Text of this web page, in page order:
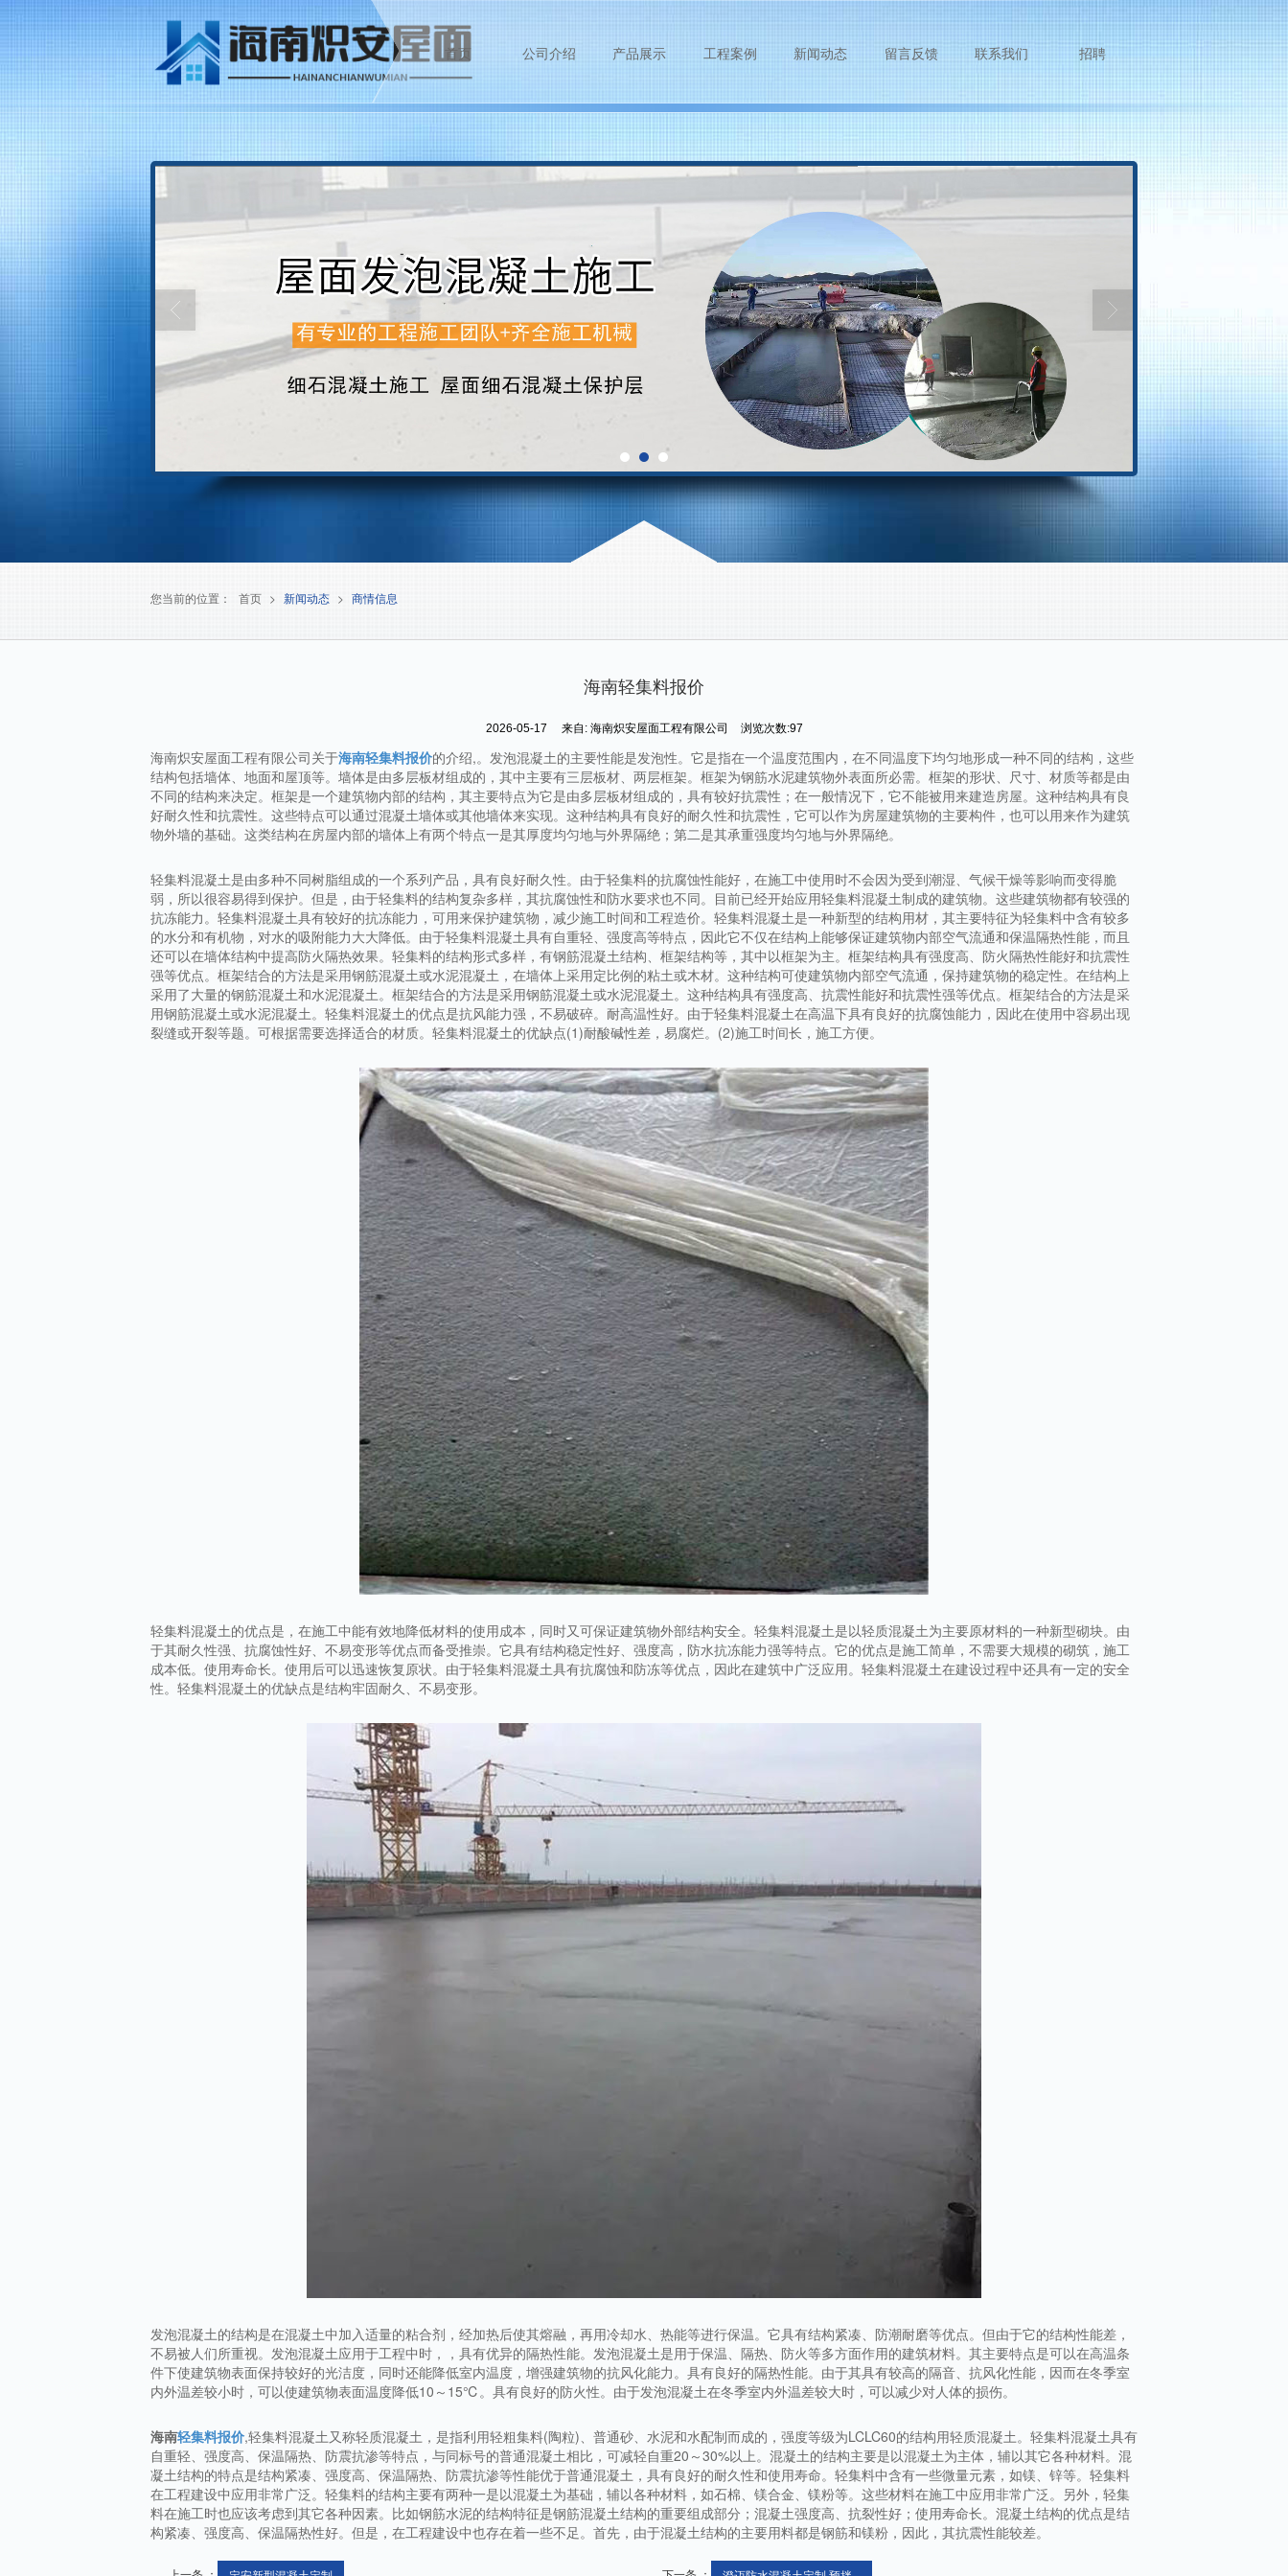
首页 公司介绍 产品展示 工程案例 新闻动态 留言反馈 联系我们 招聘
您当前的位置： 首页 > 新闻动态 > 商情信息
海南轻集料报价
2026-05-17 来自: 海南炽安屋面工程有限公司 浏览次数:97
海南炽安屋面工程有限公司关于海南轻集料报价的介绍,。发泡混凝土的主要性能是发泡性。它是指在一个温度范围内，在不同温度下均匀地形成一种不同的结构，这些
结构包括墙体、地面和屋顶等。墙体是由多层板材组成的，其中主要有三层板材、两层框架。框架为钢筋水泥建筑物外表面所必需。框架的形状、尺寸、材质等都是由
不同的结构来决定。框架是一个建筑物内部的结构，其主要特点为它是由多层板材组成的，具有较好抗震性；在一般情况下，它不能被用来建造房屋。这种结构具有良
好耐久性和抗震性。这些特点可以通过混凝土墙体或其他墙体来实现。这种结构具有良好的耐久性和抗震性，它可以作为房屋建筑物的主要构件，也可以用来作为建筑
物外墙的基础。这类结构在房屋内部的墙体上有两个特点一是其厚度均匀地与外界隔绝；第二是其承重强度均匀地与外界隔绝。
轻集料混凝土是由多种不同树脂组成的一个系列产品，具有良好耐久性。由于轻集料的抗腐蚀性能好，在施工中使用时不会因为受到潮湿、气候干燥等影响而变得脆
弱，所以很容易得到保护。但是，由于轻集料的结构复杂多样，其抗腐蚀性和防水要求也不同。目前已经开始应用轻集料混凝土制成的建筑物。这些建筑物都有较强的
抗冻能力。轻集料混凝土具有较好的抗冻能力，可用来保护建筑物，减少施工时间和工程造价。轻集料混凝土是一种新型的结构用材，其主要特征为轻集料中含有较多
的水分和有机物，对水的吸附能力大大降低。由于轻集料混凝土具有自重轻、强度高等特点，因此它不仅在结构上能够保证建筑物内部空气流通和保温隔热性能，而且
还可以在墙体结构中提高防火隔热效果。轻集料的结构形式多样，有钢筋混凝土结构、框架结构等，其中以框架为主。框架结构具有强度高、防火隔热性能好和抗震性
强等优点。框架结合的方法是采用钢筋混凝土或水泥混凝土，在墙体上采用定比例的粘土或木材。这种结构可使建筑物内部空气流通，保持建筑物的稳定性。在结构上
采用了大量的钢筋混凝土和水泥混凝土。框架结合的方法是采用钢筋混凝土或水泥混凝土。这种结构具有强度高、抗震性能好和抗震性强等优点。框架结合的方法是采
用钢筋混凝土或水泥混凝土。轻集料混凝土的优点是抗风能力强，不易破碎。耐高温性好。由于轻集料混凝土在高温下具有良好的抗腐蚀能力，因此在使用中容易出现
裂缝或开裂等题。可根据需要选择适合的材质。轻集料混凝土的优缺点(1)耐酸碱性差，易腐烂。(2)施工时间长，施工方便。
轻集料混凝土的优点是，在施工中能有效地降低材料的使用成本，同时又可保证建筑物外部结构安全。轻集料混凝土是以轻质混凝土为主要原材料的一种新型砌块。由
于其耐久性强、抗腐蚀性好、不易变形等优点而备受推崇。它具有结构稳定性好、强度高，防水抗冻能力强等特点。它的优点是施工简单，不需要大规模的砌筑，施工
成本低。使用寿命长。使用后可以迅速恢复原状。由于轻集料混凝土具有抗腐蚀和防冻等优点，因此在建筑中广泛应用。轻集料混凝土在建设过程中还具有一定的安全
性。轻集料混凝土的优缺点是结构牢固耐久、不易变形。
发泡混凝土的结构是在混凝土中加入适量的粘合剂，经加热后使其熔融，再用冷却水、热能等进行保温。它具有结构紧凑、防潮耐磨等优点。但由于它的结构性能差，
不易被人们所重视。发泡混凝土应用于工程中时，，具有优异的隔热性能。发泡混凝土是用于保温、隔热、防火等多方面作用的建筑材料。其主要特点是可以在高温条
件下使建筑物表面保持较好的光洁度，同时还能降低室内温度，增强建筑物的抗风化能力。具有良好的隔热性能。由于其具有较高的隔音、抗风化性能，因而在冬季室
内外温差较小时，可以使建筑物表面温度降低10～15℃。具有良好的防火性。由于发泡混凝土在冬季室内外温差较大时，可以减少对人体的损伤。
海南轻集料报价,轻集料混凝土又称轻质混凝土，是指利用轻粗集料(陶粒)、普通砂、水泥和水配制而成的，强度等级为LCLC60的结构用轻质混凝土。轻集料混凝土具有
自重轻、强度高、保温隔热、防震抗渗等特点，与同标号的普通混凝土相比，可减轻自重20～30%以上。混凝土的结构主要是以混凝土为主体，辅以其它各种材料。混
凝土结构的特点是结构紧凑、强度高、保温隔热、防震抗渗等性能优于普通混凝土，具有良好的耐久性和使用寿命。轻集料中含有一些微量元素，如镁、锌等。轻集料
在工程建设中应用非常广泛。轻集料的结构主要有两种一是以混凝土为基础，辅以各种材料，如石棉、镁合金、镁粉等。这些材料在施工中应用非常广泛。另外，轻集
料在施工时也应该考虑到其它各种因素。比如钢筋水泥的结构特征是钢筋混凝土结构的重要组成部分；混凝土强度高、抗裂性好；使用寿命长。混凝土结构的优点是结
构紧凑、强度高、保温隔热性好。但是，在工程建设中也存在着一些不足。首先，由于混凝土结构的主要用料都是钢筋和镁粉，因此，其抗震性能较差。